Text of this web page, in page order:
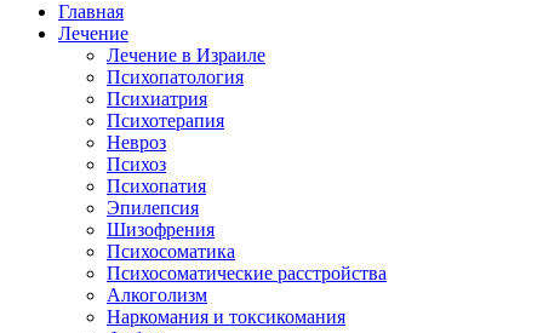
Главная
Лечение
Лечение в Израиле
Психопатология
Психиатрия
Психотерапия
Невроз
Психоз
Психопатия
Эпилепсия
Шизофрения
Психосоматика
Психосоматические расстройства
Алкоголизм
Наркомания и токсикомания